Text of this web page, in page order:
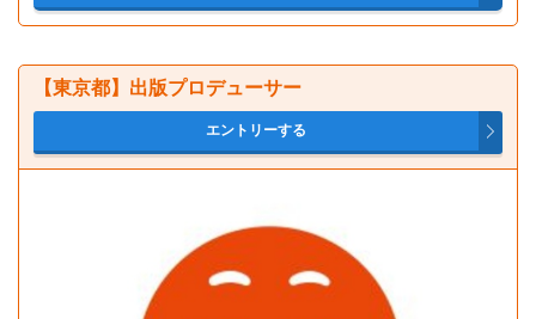
【東京都】出版プロデューサー